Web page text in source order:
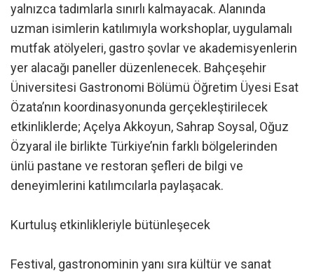
yalnızca tadımlarla sınırlı kalmayacak. Alanında
uzman isimlerin katılımıyla workshoplar, uygulamalı
mutfak atölyeleri, gastro şovlar ve akademisyenlerin
yer alacağı paneller düzenlenecek. Bahçeşehir
Üniversitesi Gastronomi Bölümü Öğretim Üyesi Esat
Özata’nın koordinasyonunda gerçekleştirilecek
etkinliklerde; Açelya Akkoyun, Sahrap Soysal, Oğuz
Özyaral ile birlikte Türkiye’nin farklı bölgelerinden
ünlü pastane ve restoran şefleri de bilgi ve
deneyimlerini katılımcılarla paylaşacak.
Kurtuluş etkinlikleriyle bütünleşecek
Festival, gastronominin yanı sıra kültür ve sanat